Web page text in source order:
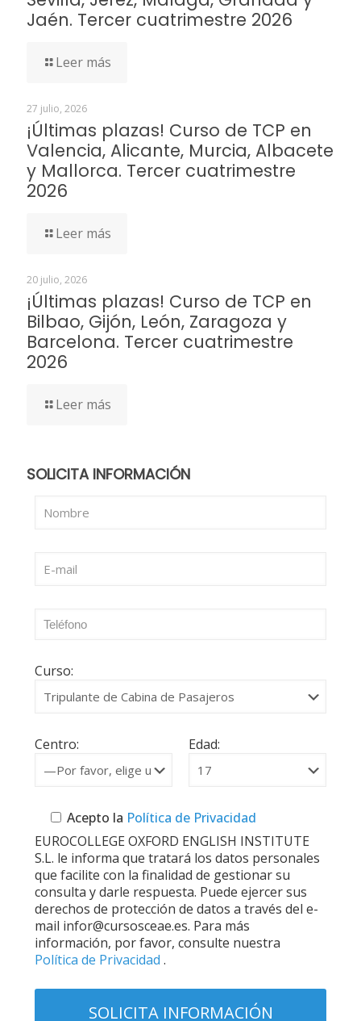
Jaén. Tercer cuatrimestre 2026
Leer más
27 julio, 2026
¡Últimas plazas! Curso de TCP en
Valencia, Alicante, Murcia, Albacete
y Mallorca. Tercer cuatrimestre
2026
Leer más
20 julio, 2026
¡Últimas plazas! Curso de TCP en
Bilbao, Gijón, León, Zaragoza y
Barcelona. Tercer cuatrimestre
2026
Leer más
SOLICITA INFORMACIÓN
Curso:
Centro: Edad:
Acepto la Política de Privacidad
EUROCOLLEGE OXFORD ENGLISH INSTITUTE
S.L. le informa que tratará los datos personales
que facilite con la finalidad de gestionar su
consulta y darle respuesta. Puede ejercer sus
derechos de protección de datos a través del e-
mail infor@cursosceae.es. Para más
información, por favor, consulte nuestra
Política de Privacidad .